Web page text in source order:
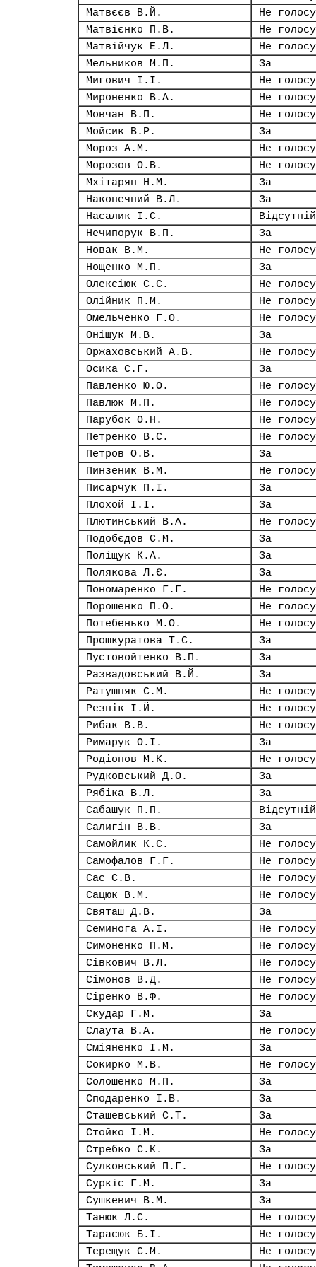
Матвєєв В.Й.
Не
Матвієнко П.В.
Не
Матвійчук Е.Л.
Не
Мельников М.П.
За
Мигович І.І.
Не
Мироненко В.А.
Не
Мовчан В.П.
Не
Мойсик В.Р.
За
Мороз А.М.
Не
Морозов О.В.
Не
Мхітарян Н.М.
За
Наконечний В.Л.
За
Насалик І.С.
Відсутній
Нечипорук В.П.
За
Новак В.М.
Не
Нощенко М.П.
За
Олексіюк С.С.
Не
Олійник П.М.
Не
Омельченко Г.О.
Не
Оніщук М.В.
За
Оржаховський А.В.
Не
Осика С.Г.
За
Павленко Ю.О.
Не
Павлюк М.П.
Не
Парубок О.Н.
Не
Петренко В.С.
Не
Петров О.В.
За
Пинзеник В.М.
Не
Писарчук П.І.
За
Плохой І.І.
За
Плютинський В.А.
Не
Подобєдов С.М.
За
Поліщук К.А.
За
Полякова Л.Є.
За
Пономаренко Г.Г.
Не
Порошенко П.О.
Не
Потебенько М.О.
Не
Прошкуратова Т.С.
За
Пустовойтенко В.П.
За
Развадовський В.Й.
За
Ратушняк С.М.
Не
Резнік І.Й.
Не
Рибак В.В.
Не
Римарук О.І.
За
Родіонов М.К.
Не
Рудковський Д.О.
За
Рябіка В.Л.
За
Сабашук П.П.
Відсутній
Салигін В.В.
За
Самойлик К.С.
Не
Самофалов Г.Г.
Не
Сас С.В.
Не
Сацюк В.М.
Не
Святаш Д.В.
За
Семинога А.І.
Не
Симоненко П.М.
Не
Сівкович В.Л.
Не
Сімонов В.Д.
Не
Сіренко В.Ф.
Не
Скудар Г.М.
За
Слаута В.А.
Не
Сміяненко І.М.
За
Сокирко М.В.
Не
Солошенко М.П.
За
Сподаренко І.В.
За
Сташевський С.Т.
За
Стойко І.М.
Не
Стребко С.К.
За
Сулковський П.Г.
Не
Суркіс Г.М.
За
Сушкевич В.М.
За
Танюк Л.С.
Не
Тарасюк Б.І.
Не
Терещук С.М.
Не